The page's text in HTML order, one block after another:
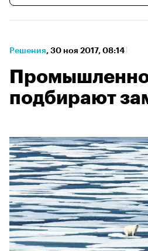
Решения⁠, 30 ноя 2017, 08:14
подбирают